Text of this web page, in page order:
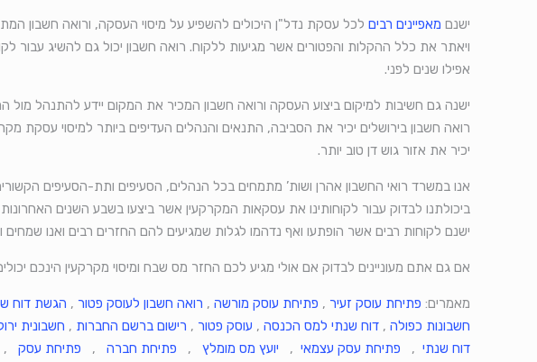
ישנם מאפיינים רבים לכל עסקת נדל"ן היכולים להשפיע על מיסוי העסקה, ורואה חשבון
ויאתר את כלל ההקלות והפטורים אשר מגיעות ללקוח. רואה חשבון יכול גם להשיג עבור
אפילו שנים לפני.
ישנה גם חשיבות למיקום ביצוע העסקה ורואה חשבון המכיר את המקום יידע להתנהל מול
רואה חשבון בירושלים יכיר את הסביבה, התנאים והנהלים העדיפים ביותר למיסוי עסקת
יכיר את אזור גוש דן טוב יותר.
אנו במשרד רואי החשבון אהרן ושות’ מתמחים בכל הנהלים, הסעיפים ותת-הסעיפים
ביכולתנו לבדוק עבור לקוחותינו את עסקאות המקרקעין אשר ביצעו בשבע השנים
ישנם לקוחות רבים אשר הופתעו ואף נדהמו לגלות שמגיעים להם החזרים רבים ואנו
אם גם אתם מעוניינים לבדוק אם אולי מגיע לכם החזר מס שבח ומיסוי מקרקעין הינכם
מאמרים: פתיחת עוסק זעיר , פתיחת עוסק מורשה , רואה חשבון לעוסק פטור , הגשת דוח
חשבונות כפולה ,דוח שנתי למס הכנסה , עוסק פטור , רישום ברשם החברות , חשבונית
דוח שנתי , פתיחת עסק עצמאי , יועץ מס מומלץ , פתיחת חברה , פתיחת עסק ,